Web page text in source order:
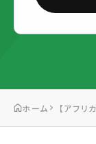
ホーム 【アフ